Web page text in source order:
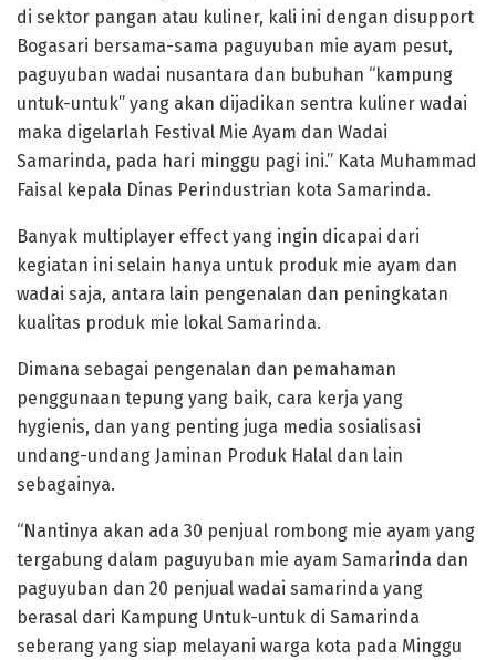
di sektor pangan atau kuliner, kali ini dengan disupport
Bogasari bersama-sama paguyuban mie ayam pesut,
paguyuban wadai nusantara dan bubuhan “kampung
untuk-untuk” yang akan dijadikan sentra kuliner wadai
maka digelarlah Festival Mie Ayam dan Wadai
Samarinda, pada hari minggu pagi ini.” Kata Muhammad
Faisal kepala Dinas Perindustrian kota Samarinda.
Banyak multiplayer effect yang ingin dicapai dari
kegiatan ini selain hanya untuk produk mie ayam dan
wadai saja, antara lain pengenalan dan peningkatan
kualitas produk mie lokal Samarinda.
Dimana sebagai pengenalan dan pemahaman
penggunaan tepung yang baik, cara kerja yang
hygienis, dan yang penting juga media sosialisasi
undang-undang Jaminan Produk Halal dan lain
sebagainya.
“Nantinya akan ada 30 penjual rombong mie ayam yang
tergabung dalam paguyuban mie ayam Samarinda dan
paguyuban dan 20 penjual wadai samarinda yang
berasal dari Kampung Untuk-untuk di Samarinda
seberang yang siap melayani warga kota pada Minggu